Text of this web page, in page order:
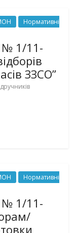
Нормативні
№ 1/11-
ЗЗСО”
Нормативні
№ 1/11-